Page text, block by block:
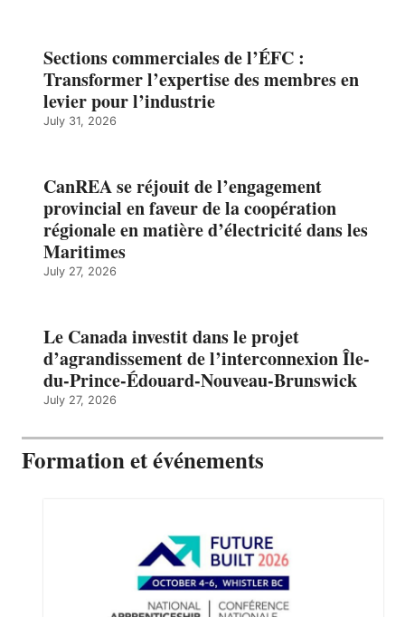
Sections commerciales de l’ÉFC :
Transformer l’expertise des membres en
levier pour l’industrie
July 31, 2026
CanREA se réjouit de l’engagement
provincial en faveur de la coopération
régionale en matière d’électricité dans les
Maritimes
July 27, 2026
Le Canada investit dans le projet
d’agrandissement de l’interconnexion Île-
du-Prince-Édouard-Nouveau-Brunswick
July 27, 2026
Formation et événements